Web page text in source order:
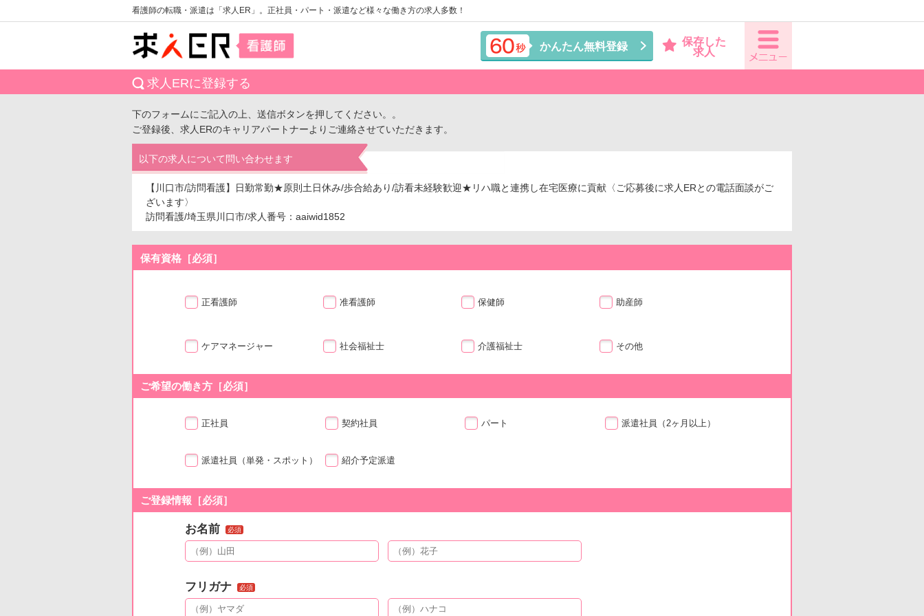
看護師の転職・派遣は「求人ER」。正社員・パート・派遣など様々な働き方の求人多数！
かんたん無料登録
保存した
求人
求人ERに登録する
下のフォームにご記入の上、送信ボタンを押してください。。
ご登録後、求人ERのキャリアパートナーよりご連絡させていただきます。
以下の求人について問い合わせます
【川口市/訪問看護】日勤常勤★原則土日休み/歩合給あり/訪看未経験歓迎★リハ職と連携し在宅医療に貢献〈ご応募後に求人ERとの電話面談がご
ざいます〉
訪問看護/埼玉県川口市/求人番号：aaiwid1852
保有資格［必須］
正看護師 准看護師 保健師 助産師
ケアマネージャー 社会福祉士 介護福祉士 その他
ご希望の働き方［必須］
正社員 契約社員 パート 派遣社員 （2ヶ月以上）
派遣社員 （単発・スポット） 紹介予定派遣
ご登録情報［必須］
お名前 必須
フリガナ 必須